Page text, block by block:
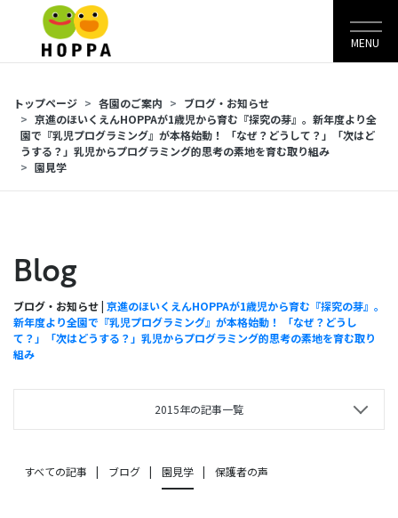
MENU
トップページ 各園のご案内
ブログ・お知らせ
京進のほいくえんHOPPAが1歳児から育む『探究の芽』。新年度より全
園で『乳児プログラミング』が本格始動！ 「なぜ？どうして？」「次はど
うする？」乳児からプログラミング的思考の素地を育む取り組み
園見学
Blog
ブログ・お知らせ | 京進のほいくえんHOPPAが1歳児から育む『探究の芽』。
新年度より全園で『乳児プログラミング』が本格始動！ 「なぜ？どうし
て？」「次はどうする？」乳児からプログラミング的思考の素地を育む取り
組み
2015年の記事一覧
すべての記事 ブログ 園見学 保護者の声